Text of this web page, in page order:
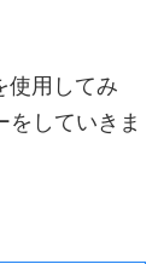
使用してみ
をしていきま